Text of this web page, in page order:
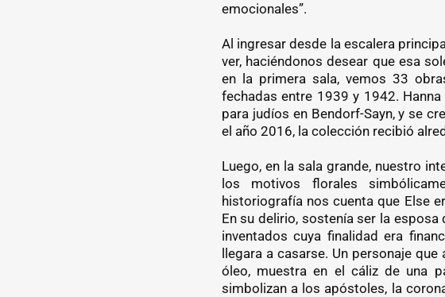
emocionales”.
Al ingresar desde la escalera
ver, haciéndonos desear que esa
en la primera sala, vemos 33
fechadas entre 1939 y 1942.
para judíos en Bendorf-Sayn, y se
el año 2016, la colección recibió
Luego, en la sala grande, nuestro
los motivos florales
historiografía nos cuenta que Else
En su delirio, sostenía ser la
inventados cuya finalidad era
llegara a casarse. Un personaje
óleo, muestra en el cáliz de una
simbolizan a los apóstoles, la